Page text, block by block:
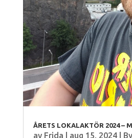
ÅRETS LOKALAKTÖR 2024 –
av Frida aug 15, 2024|